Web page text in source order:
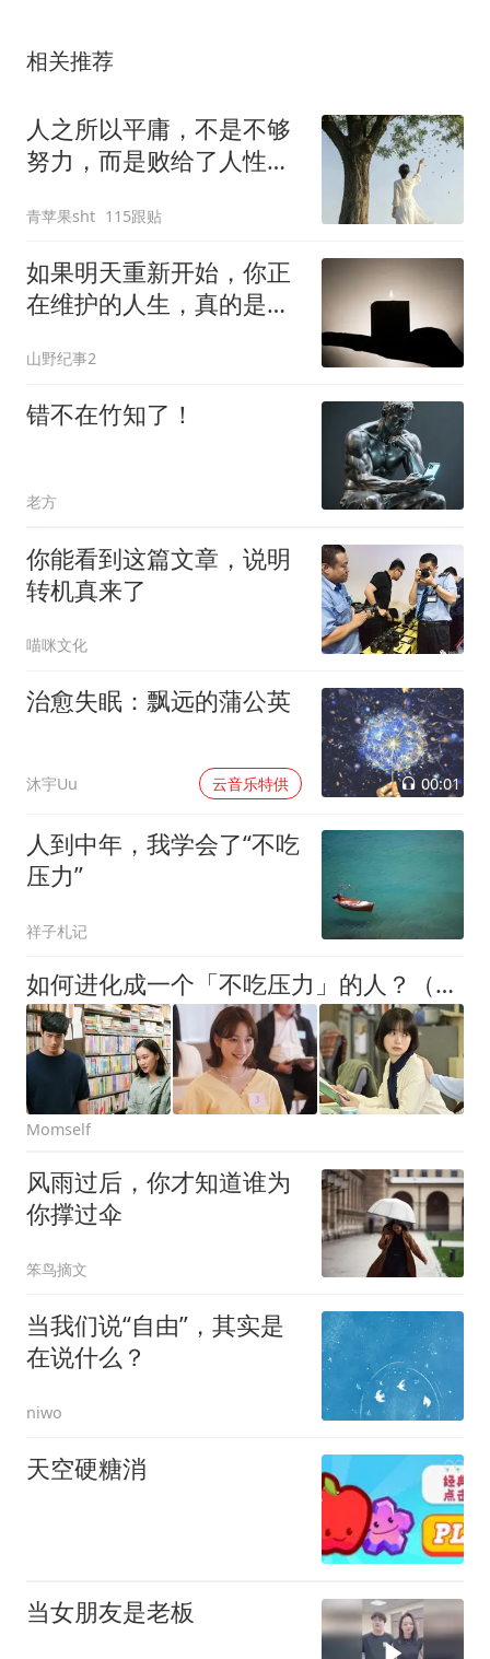
相关推荐
人之所以平庸，不是不够
努力，而是败给了人性的
青苹果sht 115跟贴
如果明天重新开始，你正
在维护的人生，真的是你
山野纪事2
错不在竹知了！
老方
你能看到这篇文章，说明
转机真来了
喵咪文化
治愈失眠：飘远的蒲公英
沐宇Uu 云音乐特供 00:01
人到中年，我学会了“不吃
压力”
祥子札记
如何进化成一个「不吃压力」的人？（建议收藏）
Momself
风雨过后，你才知道谁为
你撑过伞
笨鸟摘文
当我们说“自由”，其实是
在说什么？
niwo
天空硬糖消
当女朋友是老板